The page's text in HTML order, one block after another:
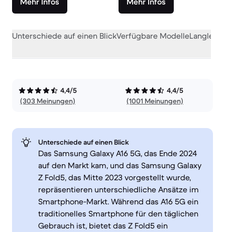
Unterschiede auf einen BlickVerfügbare Modelle
4,4/5
(303 Meinungen)
4,4/5
(1001 Meinungen)
Unterschiede auf einen Blick
Das Samsung Galaxy A16 5G, das Ende 2024
auf den Markt kam, und das Samsung Galaxy
Z Fold5, das Mitte 2023 vorgestellt wurde,
repräsentieren unterschiedliche Ansätze im
Smartphone-Markt. Während das A16 5G ein
traditionelles Smartphone für den täglichen
Gebrauch ist, bietet das Z Fold5 ein